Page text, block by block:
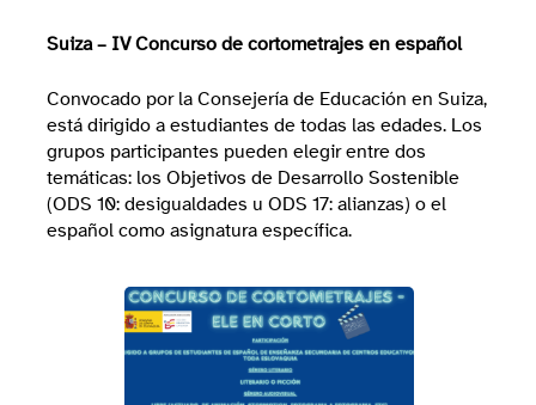
Suiza – IV Concurso de cortometrajes en español
Convocado por la Consejería de Educación en Suiza,
está dirigido a estudiantes de todas las edades. Los
grupos participantes pueden elegir entre dos
temáticas: los Objetivos de Desarrollo Sostenible
(ODS 10: desigualdades u ODS 17: alianzas) o el
español como asignatura específica.